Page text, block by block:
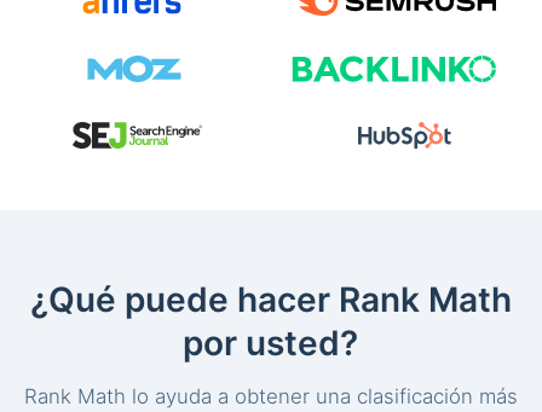
¿Qué puede hacer Rank Math
por usted?
Rank Math lo ayuda a obtener una clasificación más